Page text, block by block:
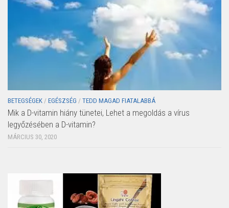
BETEGSÉGEK / EGÉSZSÉG / TEDD MAGAD FIATALABBÁ
Mik a D-vitamin hiány tünetei, Lehet a megoldás a vírus
legyőzésében a D-vitamin?
MÁRCIUS 30, 2020